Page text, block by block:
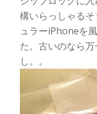
構いらっしゃる
ュラーiPhoneを
た。古いのなら
し。。